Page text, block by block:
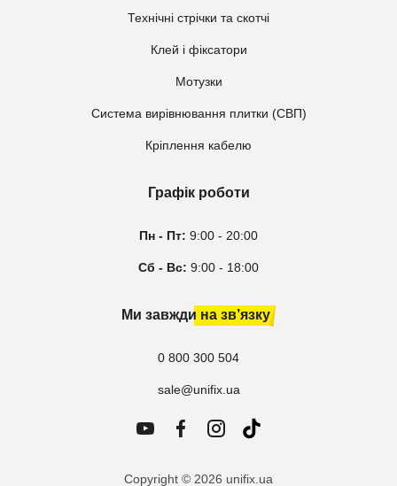
Copyright © 2026 unifix.ua
Технічні стрічки та скотчі
Клей і фіксатори
Мотузки
Система вирівнювання плитки (СВП)
Кріплення кабелю
Графік роботи
Пн - Пт: 9:00 - 20:00
Сб - Вс: 9:00 - 18:00
Ми завжди на зв’язку
0 800 300 504
sale@unifix.ua